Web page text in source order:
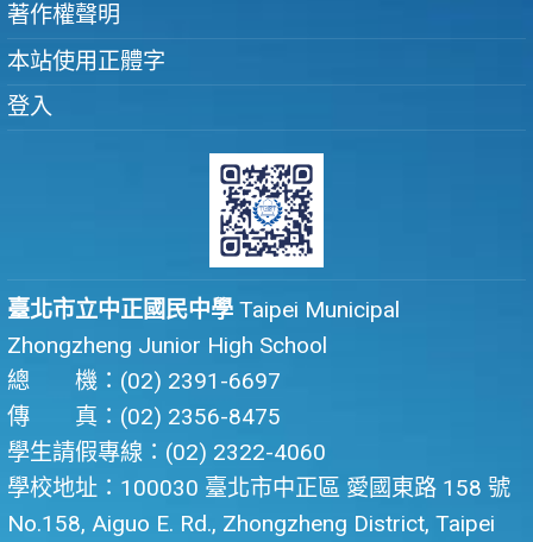
著作權聲明
本站使用正體字
登入
臺北市立中正國民中學 Taipei Municipal
Zhongzheng Junior High School
總 機：(02) 2391-6697
傳 真：(02) 2356-8475
學生請假專線：(02) 2322-4060
學校地址：100030 臺北市中正區 愛國東路 158 號
No.158, Aiguo E. Rd., Zhongzheng District, Taipei